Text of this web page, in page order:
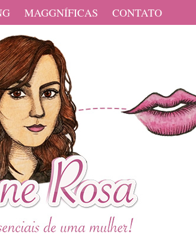
MAGGNÍFICAS CONTATO